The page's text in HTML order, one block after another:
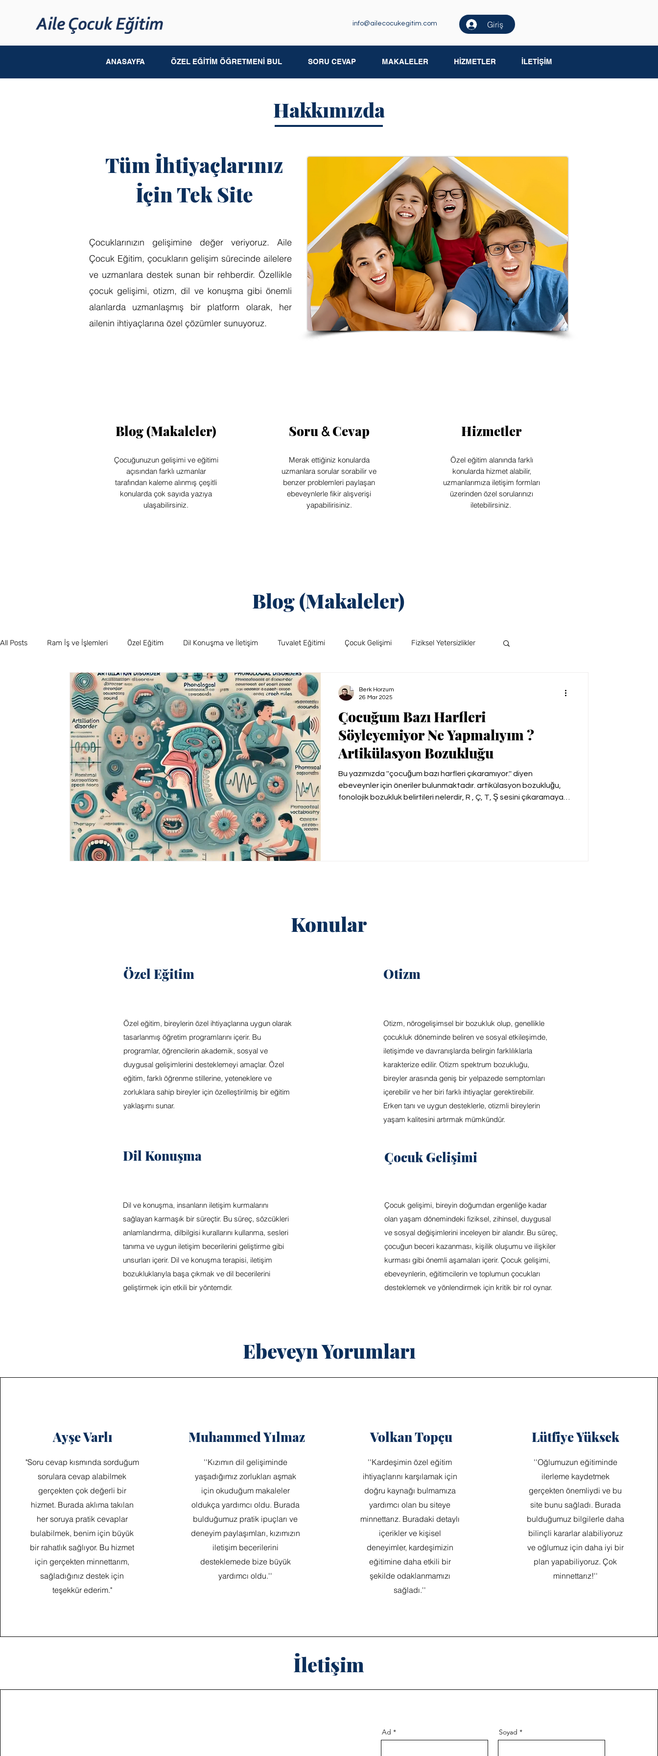
info@ailecocukegitim.com Giriş
ANASAYFA ÖZEL EĞİTİM ÖĞRETMENİ BUL SORU CEVAP MAKALELER HİZMETLER İLETİŞİM
Hakkımızda
Tüm İhtiyaçlarınız
İçin Tek Site
Çocuklarınızın gelişimine değer veriyoruz. Aile
Çocuk Eğitim, çocukların gelişim sürecinde ailelere
ve uzmanlara destek sunan bir rehberdir. Özellikle
çocuk gelişimi, otizm, dil ve konuşma gibi önemli
alanlarda uzmanlaşmış bir platform olarak, her
ailenin ihtiyaçlarına özel çözümler sunuyoruz.
Blog (Makaleler)
Çocuğunuzun gelişimi ve eğitimi
açısından farklı uzmanlar
tarafından kaleme alınmış çeşitli
konularda çok sayıda yazıya
ulaşabilirsiniz.
Soru &Cevap
Merak ettiğiniz konularda
uzmanlara sorular sorabilir ve
benzer problemleri paylaşan
ebeveynlerle fikir alışverişi
yapabilirisiniz.
Hizmetler
Özel eğitim alanında farklı
konularda hizmet alabilir,
uzmanlarımıza iletişim formları
üzerinden özel sorularınızı
iletebilirsiniz.
Blog (Makaleler)
All Posts Ram İş ve İşlemleri Özel Eğitim Dil Konuşma ve İletişim Tuvalet Eğitimi Çocuk Gelişimi Fiziksel Yetersizlikler
Özgül Öğrenme Güçlüğü İşitme Yetersizliği Otizm Spektrum Bozukluğu Özel Eğitim Öğretmenleri
Çocuğum Bazı Harfleri
Söyleyemiyor Ne Yapmalıyım ?
Artikülasyon Bozukluğu
Bu yazımızda ''çocuğum bazı harfleri çıkaramıyor.'' diyen
ebeveynler için öneriler bulunmaktadır. artikülasyon bozukluğu,
fonolojik bozukluk belirtileri nelerdir, R , Ç, T, Ş sesini çıkaramayan
Berk Horzum
26 Mar 2025
Konular
Özel Eğitim
Özel eğitim, bireylerin özel ihtiyaçlarına uygun olarak
tasarlanmış öğretim programlarını içerir. Bu
programlar, öğrencilerin akademik, sosyal ve
duygusal gelişimlerini desteklemeyi amaçlar. Özel
eğitim, farklı öğrenme stillerine, yeteneklere ve
zorluklara sahip bireyler için özelleştirilmiş bir eğitim
yaklaşımı sunar.
Dil Konuşma
Dil ve konuşma, insanların iletişim kurmalarını
sağlayan karmaşık bir süreçtir. Bu süreç, sözcükleri
anlamlandırma, dilbilgisi kurallarını kullanma, sesleri
tanıma ve uygun iletişim becerilerini geliştirme gibi
unsurları içerir. Dil ve konuşma terapisi, iletişim
bozukluklarıyla başa çıkmak ve dil becerilerini
geliştirmek için etkili bir yöntemdir.
Otizm
Otizm, nörogelişimsel bir bozukluk olup, genellikle
çocukluk döneminde beliren ve sosyal etkileşimde,
iletişimde ve davranışlarda belirgin farklılıklarla
karakterize edilir. Otizm spektrum bozukluğu,
bireyler arasında geniş bir yelpazede semptomları
içerebilir ve her biri farklı ihtiyaçlar gerektirebilir.
Erken tanı ve uygun desteklerle, otizmli bireylerin
yaşam kalitesini artırmak mümkündür.
Çocuk Gelişimi
Çocuk gelişimi, bireyin doğumdan ergenliğe kadar
olan yaşam dönemindeki fiziksel, zihinsel, duygusal
ve sosyal değişimlerini inceleyen bir alandır. Bu süreç,
çocuğun beceri kazanması, kişilik oluşumu ve ilişkiler
kurması gibi önemli aşamaları içerir. Çocuk gelişimi,
ebeveynlerin, eğitimcilerin ve toplumun çocukları
desteklemek ve yönlendirmek için kritik bir rol oynar.
Ebeveyn Yorumları
Ayşe Varlı
"Soru cevap kısmında sorduğum
sorulara cevap alabilmek
gerçekten çok değerli bir
hizmet. Burada aklıma takılan
her soruya pratik cevaplar
bulabilmek, benim için büyük
bir rahatlık sağlıyor. Bu hizmet
için gerçekten minnettarım,
sağladığınız destek için
teşekkür ederim."
Muhammed Yılmaz
''Kızımın dil gelişiminde
yaşadığımız zorlukları aşmak
için okuduğum makaleler
oldukça yardımcı oldu. Burada
bulduğumuz pratik ipuçları ve
deneyim paylaşımları, kızımızın
iletişim becerilerini
desteklemede bize büyük
yardımcı oldu.''
Volkan Topçu
''Kardeşimin özel eğitim
ihtiyaçlarını karşılamak için
doğru kaynağı bulmamıza
yardımcı olan bu siteye
minnettarız. Buradaki detaylı
içerikler ve kişisel
deneyimler, kardeşimizin
eğitimine daha etkili bir
şekilde odaklanmamızı
sağladı.''
Lütfiye Yüksek
''Oğlumuzun eğitiminde
ilerleme kaydetmek
gerçekten önemliydi ve bu
site bunu sağladı. Burada
bulduğumuz bilgilerle daha
bilinçli kararlar alabiliyoruz
ve oğlumuz için daha iyi bir
plan yapabiliyoruz. Çok
minnettarız!''
İletişim
Ad Soyad